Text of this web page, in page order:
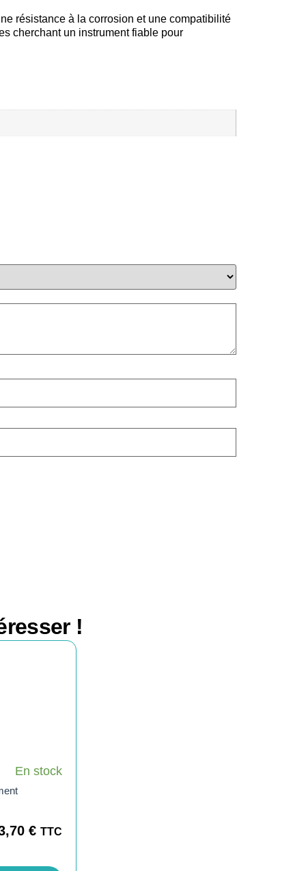
résistance à la corrosion et une compatibilité
cherchant un instrument fiable pour
!
En stock
€ TTC